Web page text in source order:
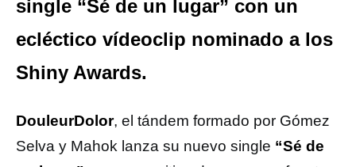
single “Sé de un lugar” con un
ecléctico vídeoclip nominado a los
Shiny Awards.
DouleurDolor, el tándem formado por Gómez
Selva y Mahok lanza su nuevo single “Sé de